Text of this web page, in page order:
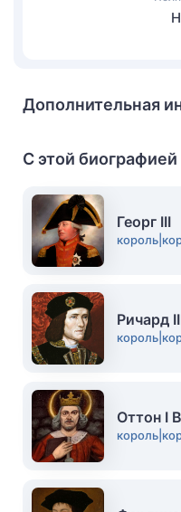
Дополнительная
С этой
Георг III
Ричард
Оттон I